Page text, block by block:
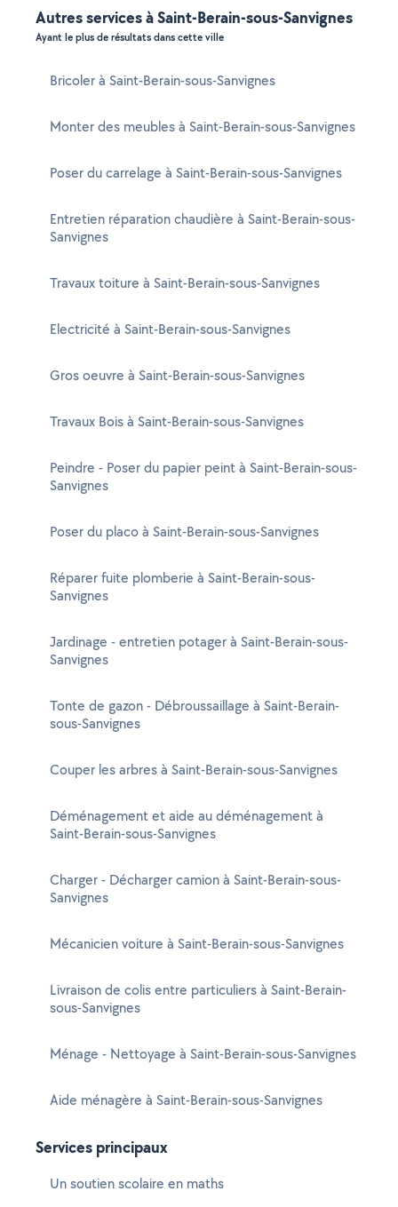
Autres services à Saint-Berain-sous-Sanvignes
Ayant le plus de résultats dans cette ville
Bricoler à Saint-Berain-sous-Sanvignes
Monter des meubles à Saint-Berain-sous-Sanvignes
Poser du carrelage à Saint-Berain-sous-Sanvignes
Entretien réparation chaudière à Saint-Berain-sous-
Sanvignes
Travaux toiture à Saint-Berain-sous-Sanvignes
Electricité à Saint-Berain-sous-Sanvignes
Gros oeuvre à Saint-Berain-sous-Sanvignes
Travaux Bois à Saint-Berain-sous-Sanvignes
Peindre - Poser du papier peint à Saint-Berain-sous-
Sanvignes
Poser du placo à Saint-Berain-sous-Sanvignes
Réparer fuite plomberie à Saint-Berain-sous-
Sanvignes
Jardinage - entretien potager à Saint-Berain-sous-
Sanvignes
Tonte de gazon - Débroussaillage à Saint-Berain-
sous-Sanvignes
Couper les arbres à Saint-Berain-sous-Sanvignes
Déménagement et aide au déménagement à
Saint-Berain-sous-Sanvignes
Charger - Décharger camion à Saint-Berain-sous-
Sanvignes
Mécanicien voiture à Saint-Berain-sous-Sanvignes
Livraison de colis entre particuliers à Saint-Berain-
sous-Sanvignes
Ménage - Nettoyage à Saint-Berain-sous-Sanvignes
Aide ménagère à Saint-Berain-sous-Sanvignes
Services principaux
Un soutien scolaire en maths